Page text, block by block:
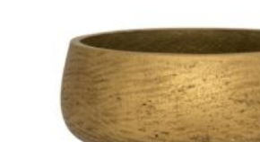
GHIVECE